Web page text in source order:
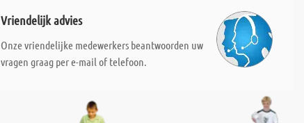
Vriendelijk advies
Onze vriendelijke medewerkers beantwoorden uw
vragen graag per e-mail of telefoon.